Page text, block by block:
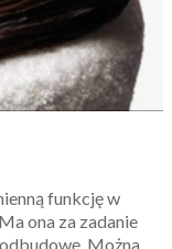
funkcję w
ona za zadanie
Można